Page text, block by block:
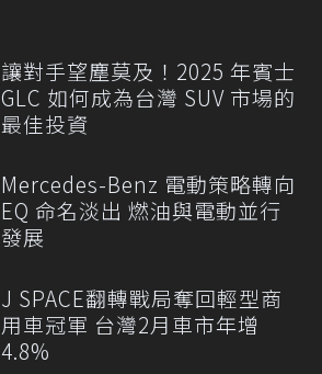
讓對手望塵莫及！2025 年賓士
GLC 如何成為台灣 SUV 市場的
最佳投資
Mercedes-Benz 電動策略轉向
EQ 命名淡出 燃油與電動並行
發展
J SPACE翻轉戰局奪回輕型商
用車冠軍 台灣2月車市年增
4.8%